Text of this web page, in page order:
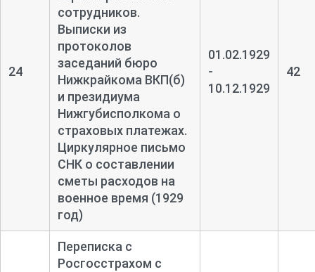
24
сотрудников.
Выписки из
протоколов
заседаний бюро
Нижкрайкома ВКП(б)
и президиума
Нижгубисполкома о
страховых платежах.
Циркулярное письмо
СНК о составлении
сметы расходов на
военное время (1929
год)
01.02.1929
-
10.12.1929
42
Переписка с
Росгосстрахом с